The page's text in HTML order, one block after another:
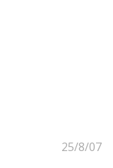
25/8/07